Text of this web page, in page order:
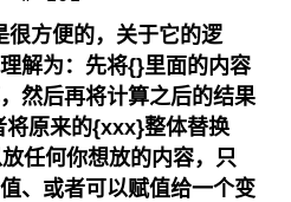
方便的，关于它的逻
解为：先将{}里面的内容
然后再将计算之后的结果
将原来的{xxx}整体替换
任何你想放的内容，只
、或者可以赋值给一个变